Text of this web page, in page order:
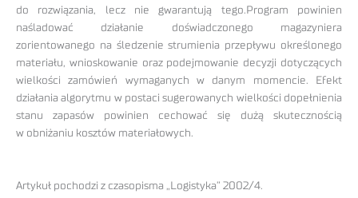
do rozwiązania, lecz nie gwarantują tego.Program powinien
naśladować działanie doświadczonego magazyniera
zorientowanego na śledzenie strumienia przepływu określonego
materiału, wnioskowanie oraz podejmowanie decyzji dotyczących
wielkości zamówień wymaganych w danym momencie. Efekt
działania algorytmu w postaci sugerowanych wielkości dopełnienia
stanu zapasów powinien cechować się dużą skutecznością
w obniżaniu kosztów materiałowych.
Artykuł pochodzi z czasopisma „Logistyka” 2002/4.